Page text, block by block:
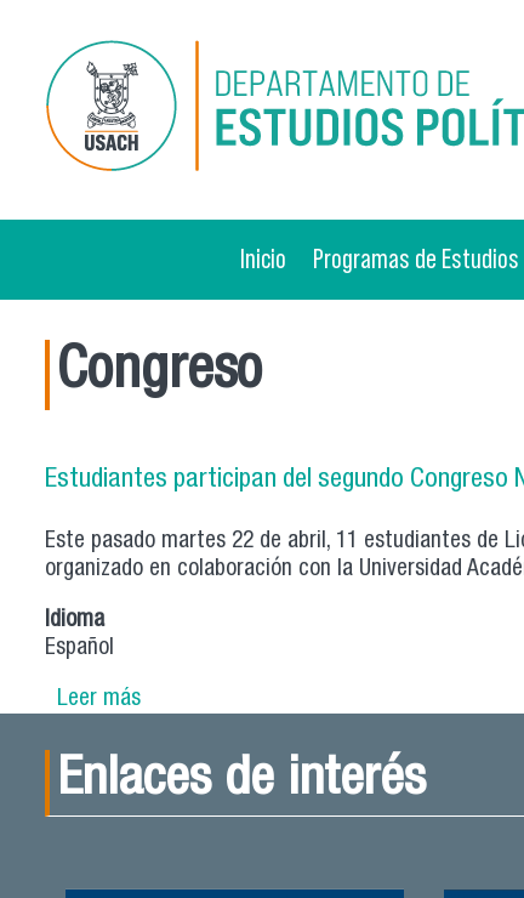
Inicio Programas de Estudios
Congreso
Estudiantes participan del segundo Congreso
Este pasado martes 22 de abril, 11 estudiantes de
organizado en colaboración con la Universidad
Idioma
Español
Leer mássobre Estudiantes participan del segundo
Enlaces de interés